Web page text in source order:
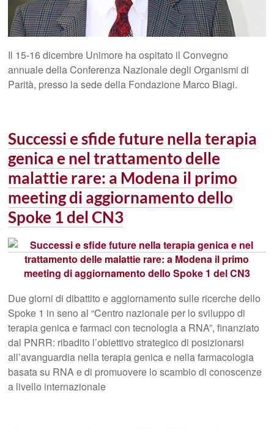
Il 15-16 dicembre Unimore ha ospitato il Convegno
annuale della Conferenza Nazionale degli Organismi di
Parità, presso la sede della Fondazione Marco Biagi.
Successi e sfide future nella terapia
genica e nel trattamento delle
malattie rare: a Modena il primo
meeting di aggiornamento dello
Spoke 1 del CN3
Due giorni di dibattito e aggiornamento sulle ricerche dello
Spoke 1 in seno al “Centro nazionale per lo sviluppo di
terapia genica e farmaci con tecnologia a RNA”, finanziato
dal PNRR: ribadito l’obiettivo strategico di posizionarsi
all’avanguardia nella terapia genica e nella farmacologia
basata su RNA e di promuovere lo scambio di conoscenze
a livello internazionale